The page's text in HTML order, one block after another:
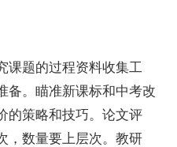
课题的过程资料收集工
备。瞄准新课标和中考改
的策略和技巧。论文评
，数量要上层次。教研